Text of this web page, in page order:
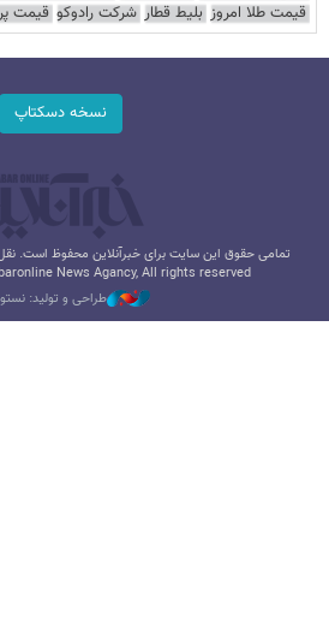
قیمت طلا امروز بلیط قطار شرکت رادوکو قیمت
نسخه دسکتاپ
تمامی حقوق این سایت برای خبرآنلاین محفوظ است.
News Agancy, All rights reserved
طراحی و تولید: